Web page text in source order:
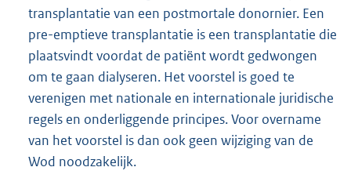
transplantatie van een postmortale donornier. Een
pre-emptieve transplantatie is een transplantatie die
plaatsvindt voordat de patiënt wordt gedwongen
om te gaan dialyseren. Het voorstel is goed te
verenigen met nationale en internationale juridische
regels en onderliggende principes. Voor overname
van het voorstel is dan ook geen wijziging van de
Wod noodzakelijk.